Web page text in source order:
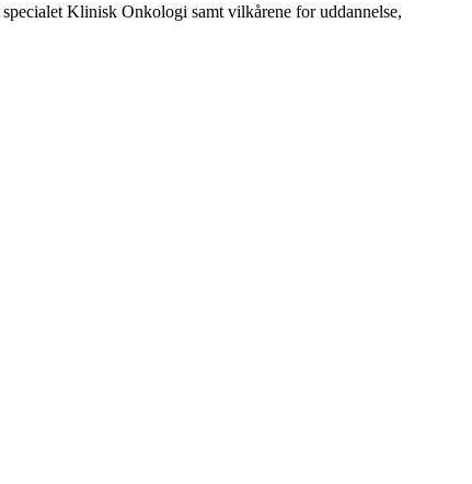
Klinisk Onkologi samt vilkårene for uddannelse,